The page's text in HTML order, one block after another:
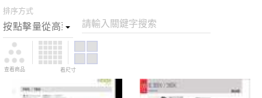
排序方式
請輸入關鍵字搜索
查看商品 看尺寸